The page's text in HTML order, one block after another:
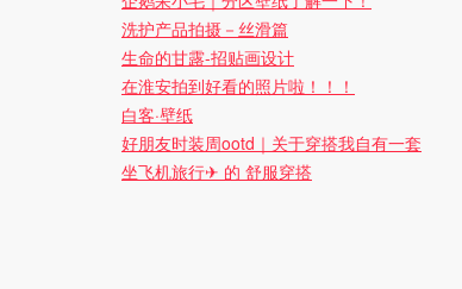
洗护产品拍摄－丝滑篇
生命的甘露-招贴画设计
在淮安拍到好看的照片啦！！！
白客·壁纸
好朋友时装周ootd｜关于穿搭我自有一套
坐飞机旅行✈ 的 舒服穿搭